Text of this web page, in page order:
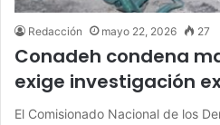
Redacción mayo 22, 2026 27
Conadeh condena
exige investigación
El Comisionado Nacional de los